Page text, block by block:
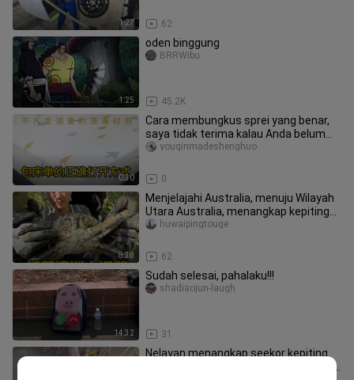
1:27 62
1:25
oden binggung
45.2K
BRRWibu
0:30
Cara membungkus sprei yang benar,
saya tidak terima kalau Anda belum
tahu. Keterampilan memasang spr
0
youqinmadeshenghuo
8:38
Menjelajahi Australia, menuju Wilayah
Utara Australia, menangkap kepiting
lumpur raksasa Australia,
62
huwaipingtouge
14:32
Sudah selesai, pahalaku!!!
31
shadiaojun-laugh
Nelayan menangkap seekor kepiting
hijau besar seberat tiga hingga empat